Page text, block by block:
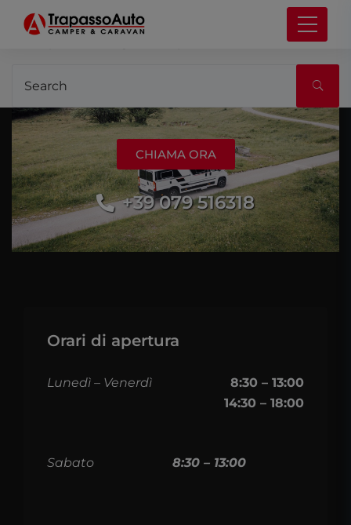
It seems we can’t find what you’re looking for.
CHIAMA ORA
+39 079 516318
Orari di apertura
Lunedì – Venerdì
8:30 – 13:00
14:30 – 18:00
Sabato 8:30 – 13:00